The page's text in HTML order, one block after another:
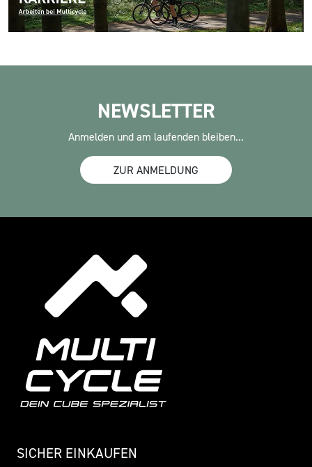
NEWSLETTER
Anmelden und am laufenden bleiben...
ZUR ANMELDUNG
SICHER EINKAUFEN